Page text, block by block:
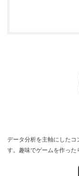
データ分析を主軸にしたコ
す。趣味でゲームを作った